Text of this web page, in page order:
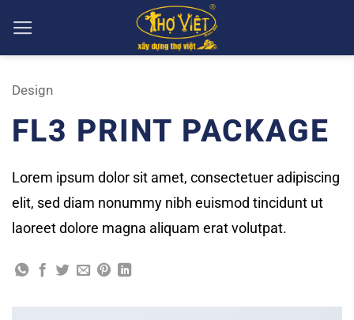
content
Design
FL3 PRINT PACKAGE
Lorem ipsum dolor sit amet, consectetuer adipiscing
elit, sed diam nonummy nibh euismod tincidunt ut
laoreet dolore magna aliquam erat volutpat.